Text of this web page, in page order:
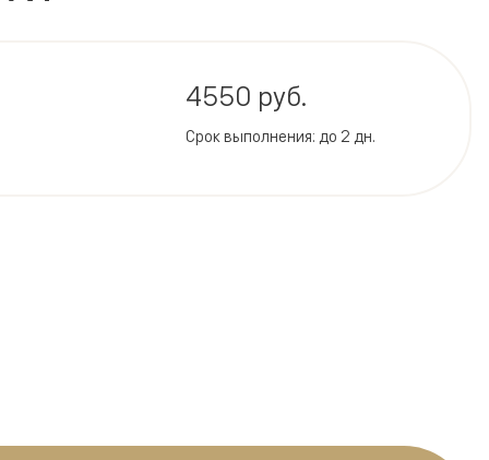
4550 руб.
Срок выполнения: до 2 дн.